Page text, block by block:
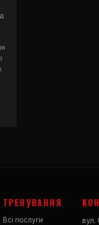
ТРЕНУВАННЯ
Всі послуги
вул.